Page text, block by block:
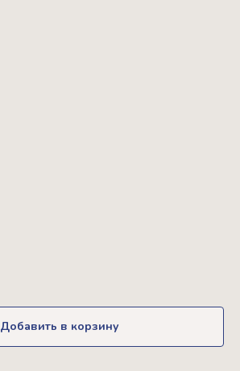
Добавить в корзину